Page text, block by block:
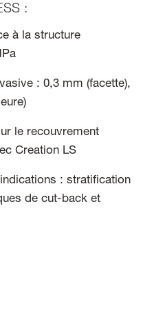
:
à la structure
: 0,3 mm (facette),
le recouvrement
Creation LS
: stratification
de cut-back et